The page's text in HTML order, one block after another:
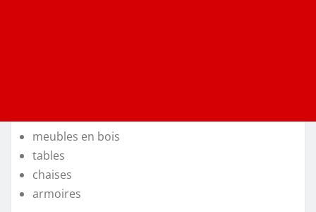
meubles en bois
tables
chaises
armoires